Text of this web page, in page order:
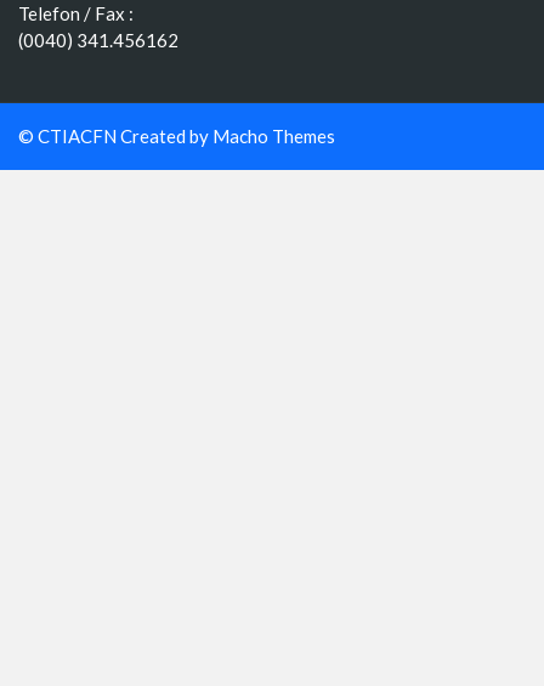
Telefon / Fax :
(0040) 341.456162
© CTIACFN Created by Macho Themes